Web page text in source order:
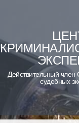
content
Действительный
судебных